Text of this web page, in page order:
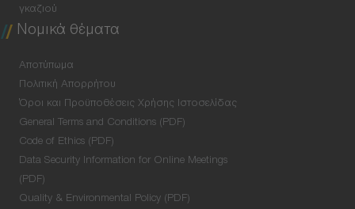
γκαζιού
Νομικά θέματα
Αποτύπωμα
Πολιτική Απορρήτου
Όροι και Προϋποθέσεις Χρήσης Ιστοσελίδας
General Terms and Conditions (PDF)
Code of Ethics (PDF)
Data Security Information for Online Meetings
(PDF)
Quality & Environmental Policy (PDF)